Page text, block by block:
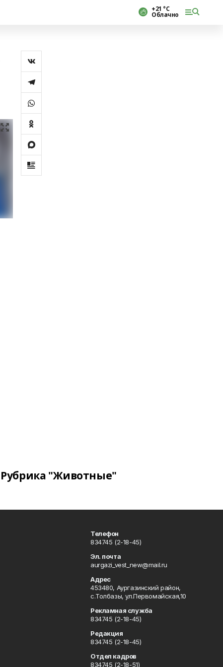
+21 °С
Облачно
Рубрика "Животные"
Телефон
834745 (2-18-45)
Эл. почта
aurgazi_vest_new@mail.ru
Адрес
453480, Аургазинский район,
с.Толбазы, ул.Первомайская,10
Рекламная служба
834745 (2-18-45)
Редакция
834745 (2-18-45)
Отдел кадров
834745 (2-18-51)